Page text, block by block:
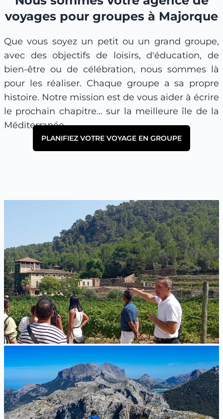
voyages pour groupes à Majorque
Que vous soyez un petit ou un grand groupe,
avec des objectifs de loisirs, d'éducation, de
bien-être ou de célébration, nous sommes là
pour les réaliser. Chaque groupe a sa propre
histoire. Notre mission est de vous aider à écrire
le prochain chapitre... sur la meilleure île de la
Méditerranée.
PLANIFIEZ VOTRE VOYAGE EN GROUPE